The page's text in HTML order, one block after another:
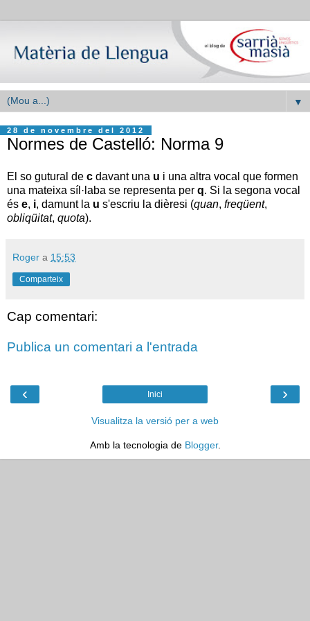
▼
28 de novembre del 2012
Normes de Castelló: Norma 9
El so gutural de c davant una u i una altra vocal que formen
una mateixa síl·laba se representa per q. Si la segona vocal
és e, i, damunt la u s'escriu la dièresi (quan, freqüent,
obliqüitat, quota).
Roger a 15:53
Comparteix
Cap comentari:
Publica un comentari a l'entrada
‹ ›
Inici
Visualitza la versió per a web
Amb la tecnologia de Blogger.